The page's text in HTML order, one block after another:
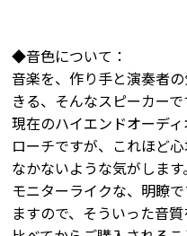
◆音色について：
音楽を、作り手と演奏者
きる、そんなスピーカーで
現在のハイエンドオーデ
ローチですが、これほど
なかないような気がします。
モニターライクな、明瞭
ますので、そういった音